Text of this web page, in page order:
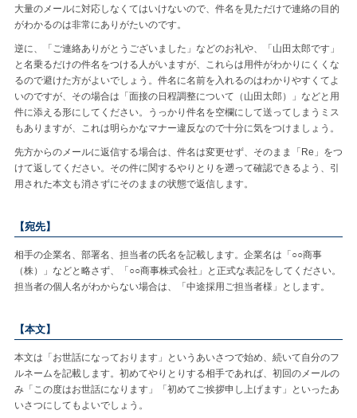
大量のメールに対応しなくてはいけないので、件名を見ただけで連絡の目的
がわかるのは非常にありがたいのです。
逆に、「ご連絡ありがとうございました」などのお礼や、「山田太郎です」
と名乗るだけの件名をつける人がいますが、これらは用件がわかりにくくな
るので避けた方がよいでしょう。件名に名前を入れるのはわかりやすくてよ
いのですが、その場合は「面接の日程調整について（山田太郎）」などと用
件に添える形にしてください。うっかり件名を空欄にして送ってしまうミス
もありますが、これは明らかなマナー違反なので十分に気をつけましょう。
先方からのメールに返信する場合は、件名は変更せず、そのまま「Re」をつ
けて返してください。その件に関するやりとりを遡って確認できるよう、引
用された本文も消さずにそのままの状態で返信します。
【宛先】
相手の企業名、部署名、担当者の氏名を記載します。企業名は「○○商事
（株）」などと略さず、「○○商事株式会社」と正式な表記をしてください。
担当者の個人名がわからない場合は、「中途採用ご担当者様」とします。
【本文】
本文は「お世話になっております」というあいさつで始め、続いて自分のフ
ルネームを記載します。初めてやりとりする相手であれば、初回のメールの
み「この度はお世話になります」「初めてご挨拶申し上げます」といったあ
いさつにしてもよいでしょう。